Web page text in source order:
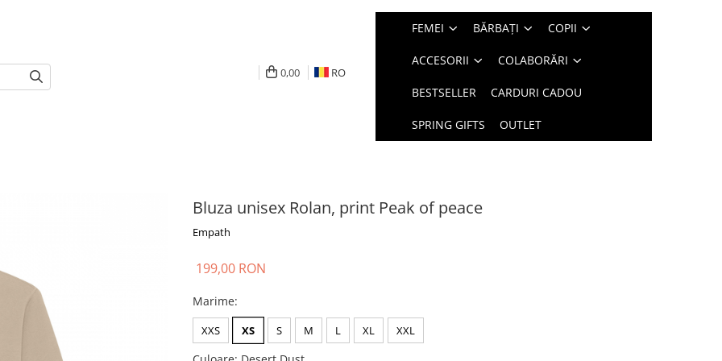
0,00 RO
FEMEI BĂRBAȚI COPII
ACCESORII COLABORĂRI
BESTSELLER CARDURI CADOU
SPRING GIFTS OUTLET
Bluza unisex Rolan, print Peak of peace
Empath
199,00 RON
Marime:
XXS XS S M L XL XXL